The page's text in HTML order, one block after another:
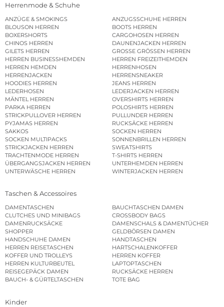
Herrenmode & Schuhe
ANZÜGE & SMOKINGS
ANZUGSSCHUHE HERREN
BLOUSON HERREN
BOOTS HERREN
BOXERSHORTS
CARGOHOSEN HERREN
CHINOS HERREN
DAUNENJACKEN HERREN
GILETS HERREN
GROSSE GRÖSSEN HERREN
HERREN BUSINESSHEMDEN
HERREN FREIZEITHEMDEN
HERREN HEMDEN
HERRENHOSEN
HERRENJACKEN
HERRENSNEAKER
HOODIES HERREN
JEANS HERREN
LEDERHOSEN
LEDERJACKEN HERREN
MÄNTEL HERREN
OVERSHIRTS HERREN
PARKA HERREN
POLOSHIRTS HERREN
STRICKPULLOVER HERREN
PULLUNDER HERREN
PYJAMAS HERREN
RUCKSÄCKE HERREN
SAKKOS
SOCKEN HERREN
SOCKEN MULTIPACKS
SONNENBRILLEN HERREN
STRICKJACKEN HERREN
SWEATSHIRTS
TRACHTENMODE HERREN
T-SHIRTS HERREN
ÜBERGANGSJACKEN HERREN
UNTERHEMDEN HERREN
UNTERWÄSCHE HERREN
WINTERJACKEN HERREN
Taschen & Accessoires
DAMENTASCHEN
BAUCHTASCHEN DAMEN
CLUTCHES UND MINIBAGS
CROSSBODY BAGS
DAMENRUCKSÄCKE
DAMENSCHALS & DAMENTÜCHER
SHOPPER
GELDBÖRSEN DAMEN
HANDSCHUHE DAMEN
HANDTASCHEN
HERREN REISETASCHEN
HARTSCHALENKOFFER
KOFFER UND TROLLEYS
HERREN KOFFER
HERREN KULTURBEUTEL
LAPTOPTASCHEN
REISEGEPÄCK DAMEN
RUCKSÄCKE HERREN
BAUCH- & GÜRTELTASCHEN
TOTE BAG
Kinder